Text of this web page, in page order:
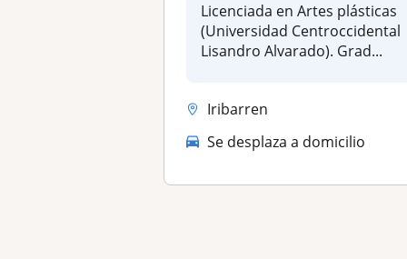
Licenciada en Artes plásticas
(Universidad Centroccidental
Lisandro Alvarado). Grad...
Iribarren
Se desplaza a domicilio